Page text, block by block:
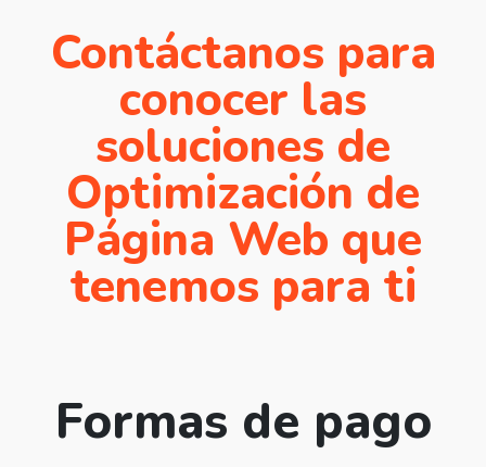
Contáctanos para
conocer las
soluciones de
Optimización de
Página Web que
tenemos para ti
Formas de pago